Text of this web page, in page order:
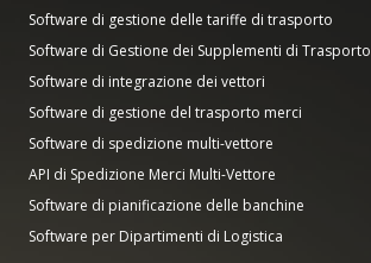
Software di gestione delle tariffe di trasporto
Software di Gestione dei Supplementi di Trasporto
Software di integrazione dei vettori
Software di gestione del trasporto merci
Software di spedizione multi-vettore
API di Spedizione Merci Multi-Vettore
Software di pianificazione delle banchine
Software per Dipartimenti di Logistica